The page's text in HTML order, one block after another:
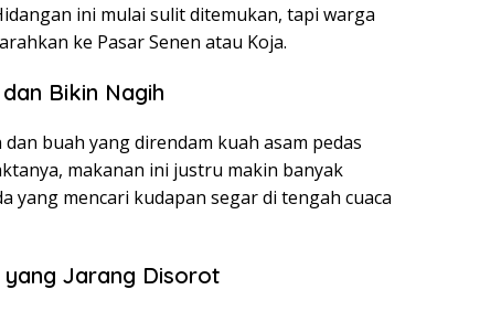
ini mulai sulit ditemukan, tapi warga
ke Pasar Senen atau Koja.
Bikin Nagih
buah yang direndam kuah asam pedas
makanan ini justru makin banyak
yang mencari kudapan segar di tengah cuaca
yang Jarang Disorot